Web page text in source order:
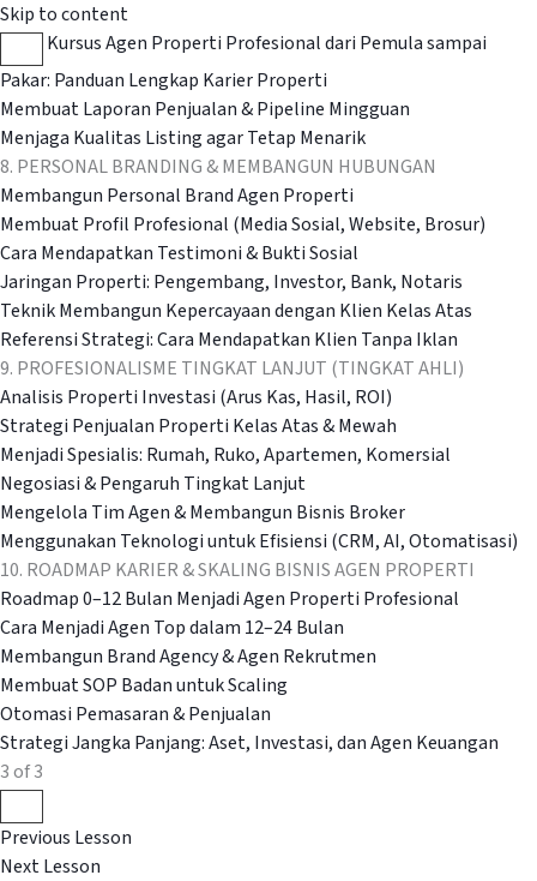
Skip to content
Kursus Agen Properti Profesional dari Pemula sampai
Pakar: Panduan Lengkap Karier Properti
Membuat Laporan Penjualan & Pipeline Mingguan
Menjaga Kualitas Listing agar Tetap Menarik
8. PERSONAL BRANDING & MEMBANGUN HUBUNGAN
Membangun Personal Brand Agen Properti
Membuat Profil Profesional (Media Sosial, Website, Brosur)
Cara Mendapatkan Testimoni & Bukti Sosial
Jaringan Properti: Pengembang, Investor, Bank, Notaris
Teknik Membangun Kepercayaan dengan Klien Kelas Atas
Referensi Strategi: Cara Mendapatkan Klien Tanpa Iklan
9. PROFESIONALISME TINGKAT LANJUT (TINGKAT AHLI)
Analisis Properti Investasi (Arus Kas, Hasil, ROI)
Strategi Penjualan Properti Kelas Atas & Mewah
Menjadi Spesialis: Rumah, Ruko, Apartemen, Komersial
Negosiasi & Pengaruh Tingkat Lanjut
Mengelola Tim Agen & Membangun Bisnis Broker
Menggunakan Teknologi untuk Efisiensi (CRM, AI, Otomatisasi)
10. ROADMAP KARIER & SKALING BISNIS AGEN PROPERTI
Roadmap 0–12 Bulan Menjadi Agen Properti Profesional
Cara Menjadi Agen Top dalam 12–24 Bulan
Membangun Brand Agency & Agen Rekrutmen
Membuat SOP Badan untuk Scaling
Otomasi Pemasaran & Penjualan
Strategi Jangka Panjang: Aset, Investasi, dan Agen Keuangan
3 of 3
Previous Lesson
Next Lesson